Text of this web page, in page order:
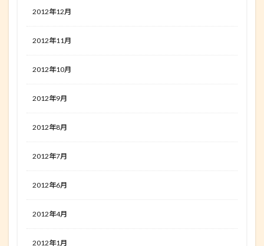
2012年12月
2012年11月
2012年10月
2012年9月
2012年8月
2012年7月
2012年6月
2012年4月
2012年1月